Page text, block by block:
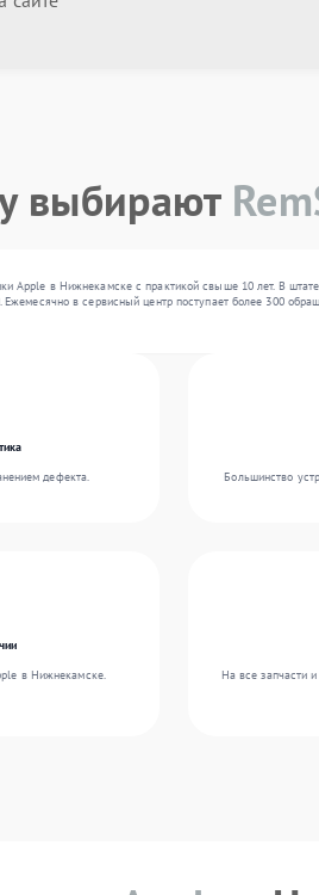
выбирают
Apple в Нижнекамске с практикой свыше 10 лет. В
в сервисный центр поступает более 300
дефекта.
Большинство
в Нижнекамске.
На все запчасти